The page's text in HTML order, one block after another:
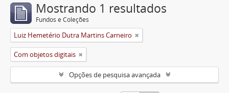
Mostrando 1 resultados
Fundos e Coleções
Luiz Hemetério Dutra Martins Carneiro
Com objetos digitais
Opções de pesquisa avançada